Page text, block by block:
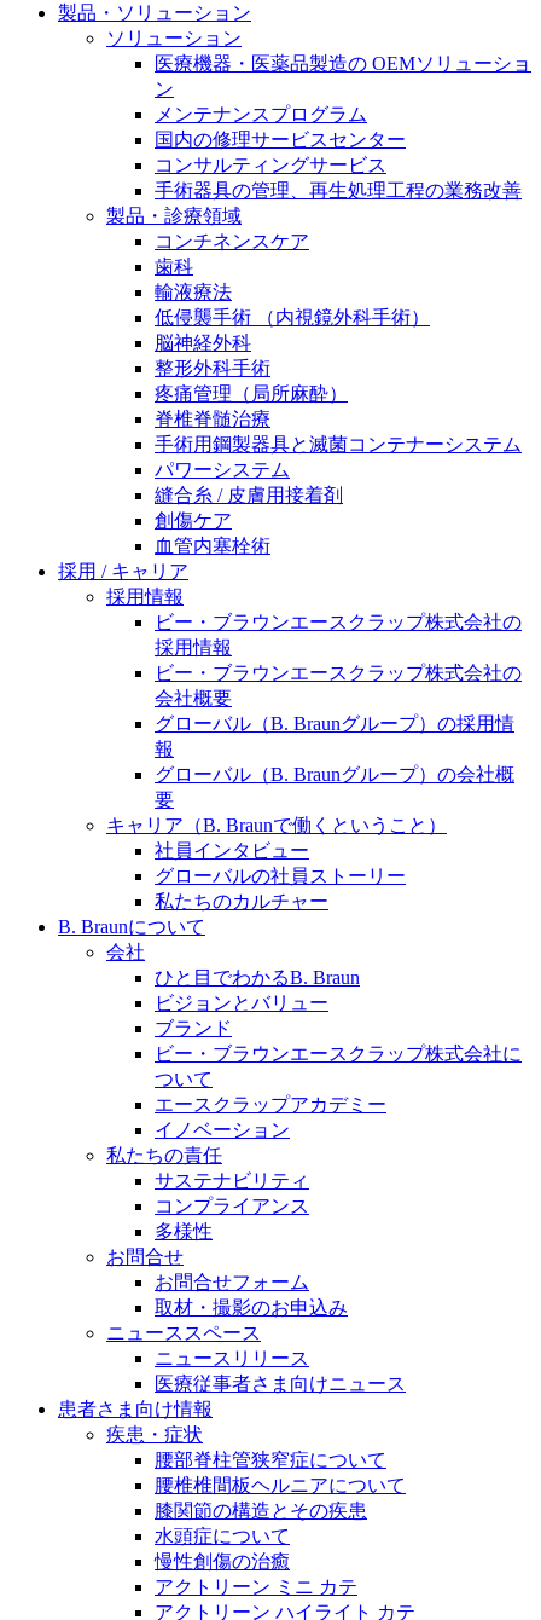
製品ポートフォリオ​
こちらの製品ポートフォリオからも、製品をお探しい
ただくことができます。
販売代理店さま向け情報​
お問合せ先、価格情報、E-Shopのご案内など販売店さ
ま向けの情報スペースです。
膝関節の構造とその疾患
身体の中で最も大きい関節である膝関節。日常の生活
を支える、その機能や特徴とは？傷めてしまった場合
には、どのような治療の選択肢があるのでしょう。
水頭症について
「水頭症」とはどのような疾患なのでしょう。成人に
多い水頭症と、小児に多い水頭症の特徴と症状、検査
や治療法など「水頭症」の概要を知っていただくこと
ができます。
ビー・ブラウンエースクラッﾌﾟで新たな可能性を見つ
けませんか？現在募集中のポジションをご覧いただけ
ます。
私たちの責任
ニューススペース
エースクラップアカデミー
医療に携わるあらゆる方々に、学びと情報共有の場を
提供していくことを目指します。
お問合せフォームより、ご質問をお送りください。
製品・ソリューション
ソリューション
医療機器・医薬品製造の OEMソリューショ
ン
メンテナンスプログラム
国内の修理サービスセンター
コンサルティングサービス
手術器具の管理、再生処理工程の業務改善
製品・診療領域
コンチネンスケア
歯科
輸液療法
低侵襲手術 （内視鏡外科手術）
脳神経外科
整形外科手術
疼痛管理（局所麻酔）
脊椎脊髄治療
手術用鋼製器具と滅菌コンテナーシステム
パワーシステム
縫合糸 / 皮膚用接着剤
創傷ケア
血管内塞栓術
採用 / キャリア
採用情報
ビー・ブラウンエースクラップ株式会社の
採用情報
ビー・ブラウンエースクラップ株式会社の
会社概要
グローバル（B. Braunグループ）の採用情
報
グローバル（B. Braunグループ）の会社概
要
キャリア（B. Braunで働くということ）
社員インタビュー
グローバルの社員ストーリー
私たちのカルチャー
B. Braunについて
会社
ひと目でわかるB. Braun
ビジョンとバリュー
ブランド
ビー・ブラウンエースクラップ株式会社に
ついて
エースクラップアカデミー
イノベーション
私たちの責任
サステナビリティ
コンプライアンス
多様性
お問合せ
お問合せフォーム
取材・撮影のお申込み
ニューススペース
ニュースリリース
医療従事者さま向けニュース
患者さま向け情報
疾患・症状
腰部脊柱管狭窄症について
腰椎椎間板ヘルニアについて
膝関節の構造とその疾患
水頭症について
慢性創傷の治癒
アクトリーン ミニ カテ
アクトリーン ハイライト カテ